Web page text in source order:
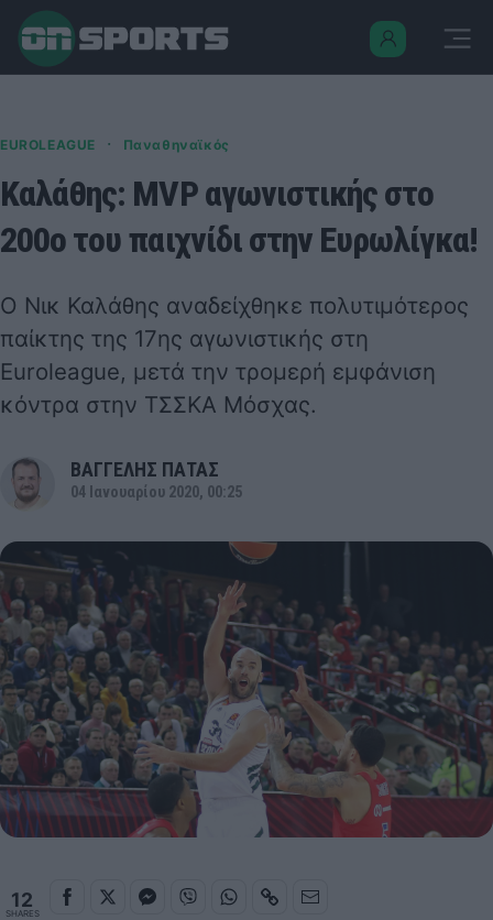
EUROLEAGUE · Παναθηναϊκός
Καλάθης: MVP αγωνιστικής στο
200ο του παιχνίδι στην Ευρωλίγκα!
O Νικ Καλάθης αναδείχθηκε πολυτιμότερος
παίκτης της 17ης αγωνιστικής στη
Euroleague, μετά την τρομερή εμφάνιση
κόντρα στην ΤΣΣΚΑ Μόσχας.
ΒΑΓΓΕΛΗΣ ΠΑΤΑΣ
04 Ιανουαρίου 2020, 00:25
12
SHARES